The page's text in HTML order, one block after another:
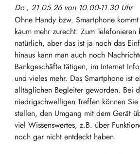
Do., 21.05.26 von 10.00-11.30 Uhr
Ohne Handy bzw. Smartphone
kaum mehr zurecht: Zum Telefonieren
natürlich, aber das ist ja noch das
hinaus kann man auch noch
Bankgeschäfte tätigen, im Internet
und vieles mehr. Das Smartphone ist
alltäglichen Begleiter geworden. Bei
niedrigschwelligen Treffen können
stellen, den Umgang mit dem Gerät
viel Wissenswertes, z.B. über
noch gar nicht entdeckt haben.